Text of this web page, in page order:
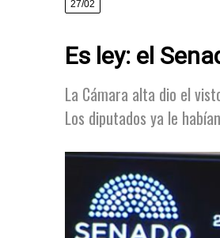
Fuera de Foco
Programación
Contacto
27/02
Es ley: el
La Cámara alta dio el
Los diputados ya le